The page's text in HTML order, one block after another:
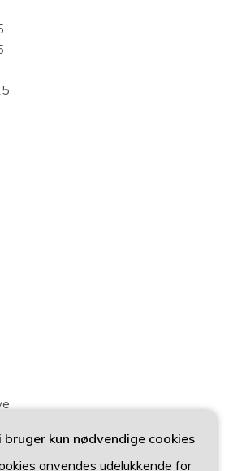
bruger kun nødvendige cookies
anvendes udelukkende for